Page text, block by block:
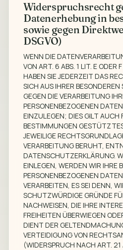
Widerspruchsrecht
Datenerhebung in
sowie gegen
DSGVO)
WENN DIE
VON ART. 6 ABS. 1 LIT. E ODER
HABEN SIE JEDERZEIT DAS
SICH AUS IHRER
GEGEN DIE VERARBEITUNG
PERSONENBEZOGENEN
EINZULEGEN; DIES GILT AUCH
BESTIMMUNGEN
JEWEILIGE
VERARBEITUNG BERUHT,
DATENSCHUTZERKLÄRUNG.
EINLEGEN, WERDEN WIR IHRE
PERSONENBEZOGENEN
VERARBEITEN, ES SEI DENN,
SCHUTZWÜRDIGE GRÜNDE
NACHWEISEN, DIE IHRE
FREIHEITEN ÜBERWIEGEN
DIENT DER
VERTEIDIGUNG VON
(WIDERSPRUCH NACH ART. 21